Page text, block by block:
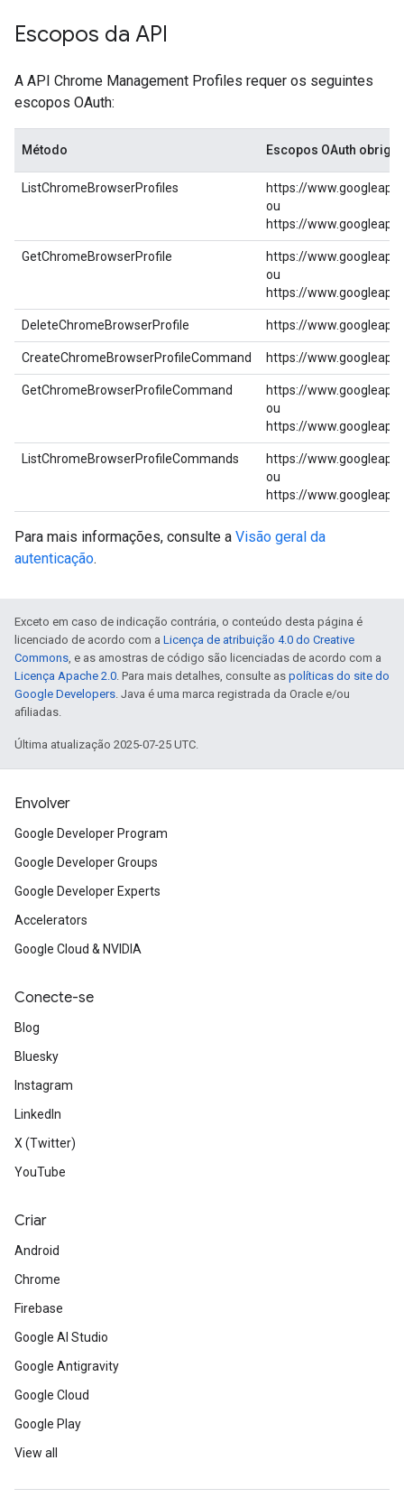
Escopos da API
A API Chrome Management Profiles requer os seguintes
escopos OAuth:
Método Escopos OAuth
ListChromeBrowserProfiles
https://
ou
https://
GetChromeBrowserProfile
https://
ou
https://
DeleteChromeBrowserProfile https://
CreateChromeBrowserProfileCommand https://
GetChromeBrowserProfileCommand
https://
ou
https://
ListChromeBrowserProfileCommands
https://
ou
https://
Para mais informações, consulte a Visão geral da
autenticação.
Exceto em caso de indicação contrária, o conteúdo desta página é
licenciado de acordo com a Licença de atribuição 4.0 do Creative
Commons, e as amostras de código são licenciadas de acordo com a
Licença Apache 2.0. Para mais detalhes, consulte as políticas do site do
Google Developers. Java é uma marca registrada da Oracle e/ou
afiliadas.
Última atualização 2025-07-25 UTC.
Envolver
Google Developer Program
Google Developer Groups
Google Developer Experts
Accelerators
Google Cloud & NVIDIA
Conecte-se
Blog
Bluesky
Instagram
LinkedIn
X (Twitter)
YouTube
Criar
Android
Chrome
Firebase
Google AI Studio
Google Antigravity
Google Cloud
Google Play
View all